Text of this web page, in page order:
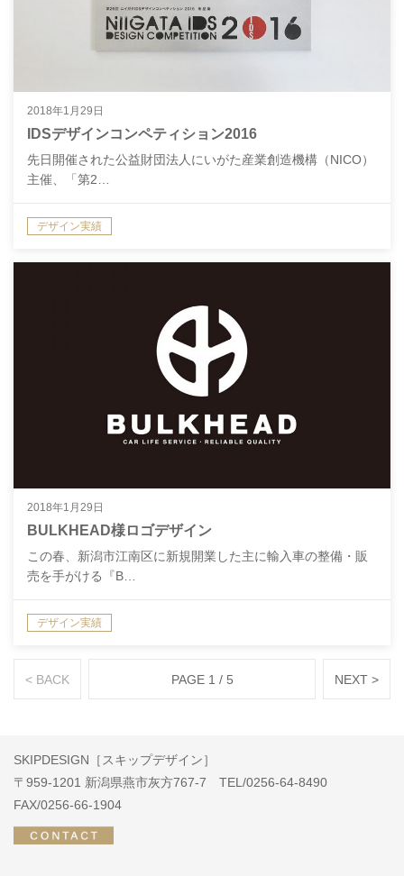
2018年1月29日
IDSデザインコンペティション2016
先日開催された公益財団法人にいがた産業創造機構（NICO）
主催、「第2…
デザイン実績
2018年1月29日
BULKHEAD様ロゴデザイン
この春、新潟市江南区に新規開業した主に輸入車の整備・販
売を手がける『B…
デザイン実績
< BACK PAGE 1 / 5 NEXT >
SKIPDESIGN［スキップデザイン］
〒959-1201 新潟県燕市灰方767-7 TEL/0256-64-8490
FAX/0256-66-1904